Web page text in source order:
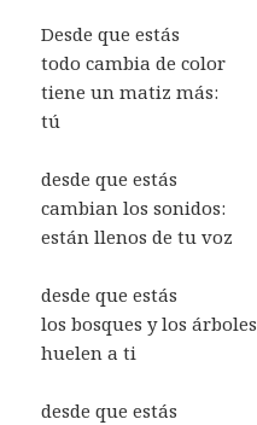
Desde que estás
todo cambia de color
tiene un matiz más:
tú
desde que estás
cambian los sonidos:
están llenos de tu voz
desde que estás
los bosques y los árboles
huelen a ti
desde que estás